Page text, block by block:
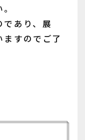
あり、展
すのでご了